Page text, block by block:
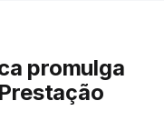
promulga